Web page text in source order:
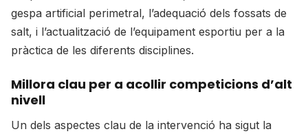
gespa artificial perimetral, l’adequació dels fossats de
salt, i l’actualització de l’equipament esportiu per a la
pràctica de les diferents disciplines.
Millora clau per a acollir competicions d’alt
nivell
Un dels aspectes clau de la intervenció ha sigut la